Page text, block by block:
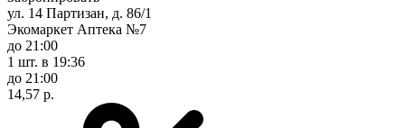
ул. 14 Партизан, д. 86/1
Экомаркет Аптека №7
до 21:00
1 шт. в 19:36
до 21:00
14,57 р.